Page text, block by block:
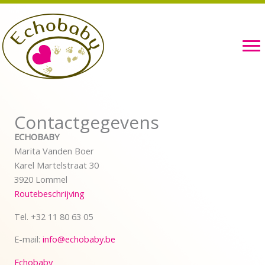
Ga
naar
de
inhoud
Contactgegevens
ECHOBABY
Marita Vanden Boer
Karel Martelstraat 30
3920 Lommel
Routebeschrijving
Tel. +32 11 80 63 05
E-mail: info@echobaby.be
Echobaby